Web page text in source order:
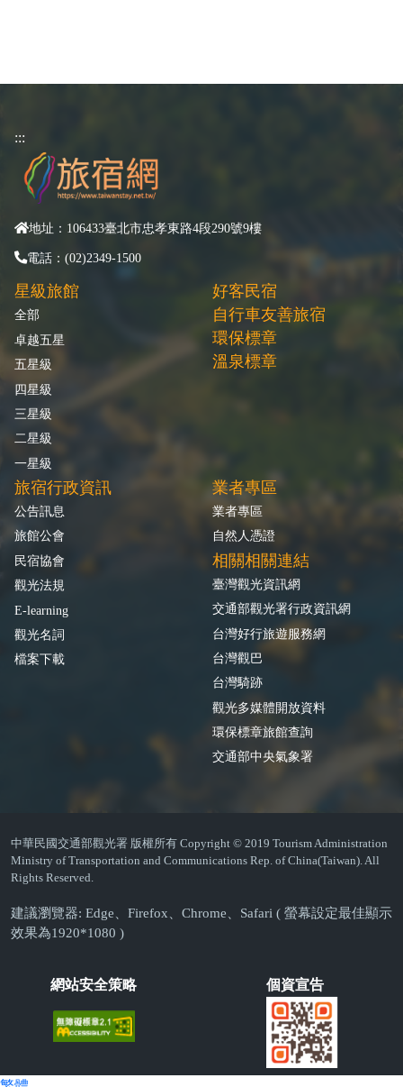
:::
地址：106433臺北市忠孝東路4段290號9樓
電話：(02)2349-1500
星級旅館
全部
卓越五星
五星級
四星級
三星級
二星級
一星級
好客民宿
自行車友善旅宿
環保標章
溫泉標章
旅宿行政資訊
公告訊息
旅館公會
民宿協會
觀光法規
E-learning
觀光名詞
檔案下載
業者專區
業者專區
自然人憑證
相關相關連結
臺灣觀光資訊網
交通部觀光署行政資訊網
台灣好行旅遊服務網
台灣觀巴
台灣騎跡
觀光多媒體開放資料
環保標章旅館查詢
交通部中央氣象署
中華民國交通部觀光署 版權所有 Copyright © 2019 Tourism Administration
Ministry of Transportation and Communications Rep. of China(Taiwan). All
Rights Reserved.
建議瀏覽器: Edge、Firefox、Chrome、Safari ( 螢幕設定最佳顯示
效果為1920*1080 )
網站安全策略 個資宣告